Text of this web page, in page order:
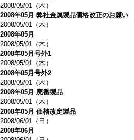
2008/05/01（木）
2008年05月 弊社金属製品価格改正のお願い
2008/05/01（木）
2008年05月
2008/05/01（木）
2008年05月号外1
2008/05/01（木）
2008年05月号外2
2008/05/01（木）
2008年05月 廃番製品
2008/05/01（木）
2008年05月 価格改定製品
2008/06/01（日）
2008年06月